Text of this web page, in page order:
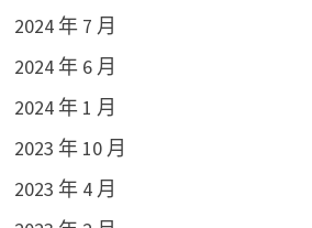
2024 年 7 月
2024 年 6 月
2024 年 1 月
2023 年 10 月
2023 年 4 月